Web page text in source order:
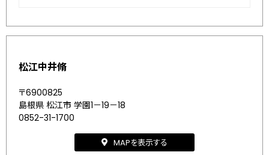
松江中井脩
〒6900825
島根県 松江市 学園1－19－18
0852-31-1700
MAPを表示する